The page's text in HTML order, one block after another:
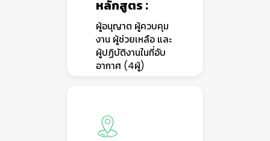
หลักสูตร :
ผู้อนุญาต ผู้ควบคุม
งาน ผู้ช่วยเหลือ และ
ผู้ปฏิบัติงานในที่อับ
อากาศ (4ผู้)